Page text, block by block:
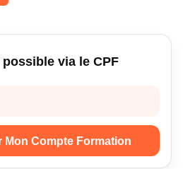
via le CPF
Mon Compte Formation